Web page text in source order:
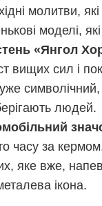
молитви,
моделі,
«Янгол
вищих сил і
людей.
часу за
яке вже,
ікона.